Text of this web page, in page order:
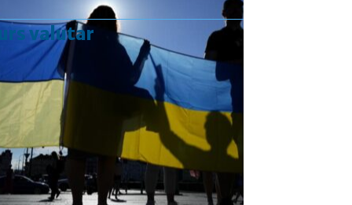
valutar
Curs valutar: 07 Aug 2026
EUR
: 5,2554 RON
+0,0041 ▲
: 4,5584 RON
+0,0077 ▲
: 5,6244 RON
+0,0023 ▲
GBP : 6,1277 RON
+0,0041 ▲
Convertor valutar